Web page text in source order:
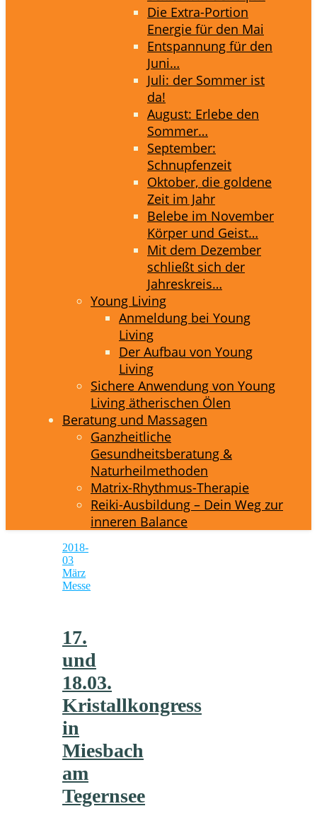
Die Extra-Portion
Energie für den Mai
Entspannung für den
Juni…
Juli: der Sommer ist
da!
August: Erlebe den
Sommer…
September:
Schnupfenzeit
Oktober, die goldene
Zeit im Jahr
Belebe im November
Körper und Geist…
Mit dem Dezember
schließt sich der
Jahreskreis…
Young Living
Anmeldung bei Young
Living
Der Aufbau von Young
Living
Sichere Anwendung von Young
Living ätherischen Ölen
Beratung und Massagen
Ganzheitliche
Gesundheitsberatung &
Naturheilmethoden
Matrix-Rhythmus-Therapie
Reiki-Ausbildung – Dein Weg zur
inneren Balance
2018-
03
März
Messe
17.
und
18.03.
Kristallkongress
in
Miesbach
am
Tegernsee